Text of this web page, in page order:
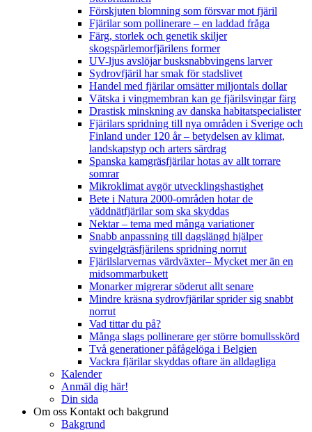
Förskjuten blomning som försvar mot fjäril
Fjärilar som pollinerare – en laddad fråga
Färg, storlek och genetik skiljer
skogspärlemorfjärilens former
UV-ljus avslöjar busksnabbvingens larver
Sydrovfjäril har smak för stadslivet
Handel med fjärilar omsätter miljontals dollar
Vätska i vingmembran kan ge fjärilsvingar färg
Drastisk minskning av danska habitatspecialister
Fjärilars spridning till nya områden i Sverige och
Finland under 120 år– betydelsen av klimat,
landskapstyp och arters särdrag
Spanska kamgräsfjärilar hotas av allt torrare
somrar
Mikroklimat avgör utvecklingshastighet
Bete i Natura 2000-områden hotar de
väddnätfjärilar som ska skyddas
Nektar – tema med många variationer
Snabb anpassning till dagslängd hjälper
svingelgräsfjärilens spridning norrut
Fjärilslarvernas värdväxter– Mycket mer än en
midsommarbukett
Monarker migrerar söderut allt senare
Mindre kräsna sydrovfjärilar sprider sig snabbt
norrut
Vad tittar du på?
Många slags pollinerare ger större bomullsskörd
Två generationer påfågelöga i Belgien
Vackra fjärilar skyddas oftare än alldagliga
Kalender
Anmäl dig här!
Din sida
Om oss Kontakt och bakgrund
Bakgrund